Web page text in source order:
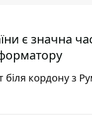
є значна
кордону з